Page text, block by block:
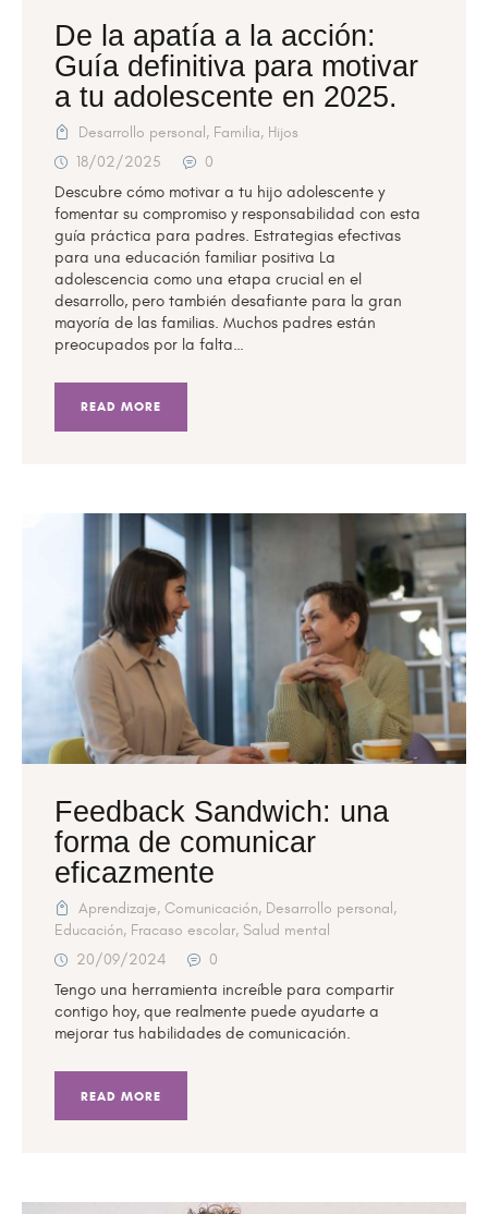
De la apatía a la acción:
Guía definitiva para motivar
a tu adolescente en 2025.
Desarrollo personal , Familia, Hijos
18/02/2025
0
Descubre cómo motivar a tu hijo adolescente y
fomentar su compromiso y responsabilidad con esta
guía práctica para padres. Estrategias efectivas
para una educación familiar positiva La
adolescencia como una etapa crucial en el
desarrollo, pero también desafiante para la gran
mayoría de las familias. Muchos padres están
preocupados por la falta…
READ MORE
Feedback Sandwich: una
forma de comunicar
eficazmente
Aprendizaje, Comunicación, Desarrollo personal ,
Educación, Fracaso escolar, Salud mental
20/09/2024
0
Tengo una herramienta increíble para compartir
contigo hoy, que realmente puede ayudarte a
mejorar tus habilidades de comunicación.
READ MORE